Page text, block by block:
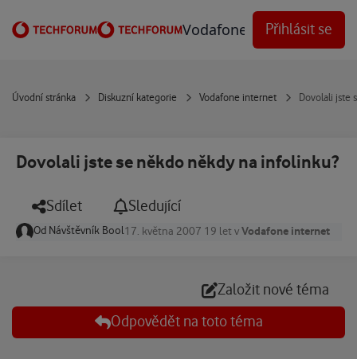
Vodafone Techforum
Přihlásit se
Úvodní stránka Diskuzní kategorie Vodafone internet Dovolali jste
Dovolali jste se někdo někdy na infolinku?
Sdílet Sledující
Od Návštěvník Bool17. května 2007 19 let vVodafone internet
Založit nové téma
Odpovědět na toto téma